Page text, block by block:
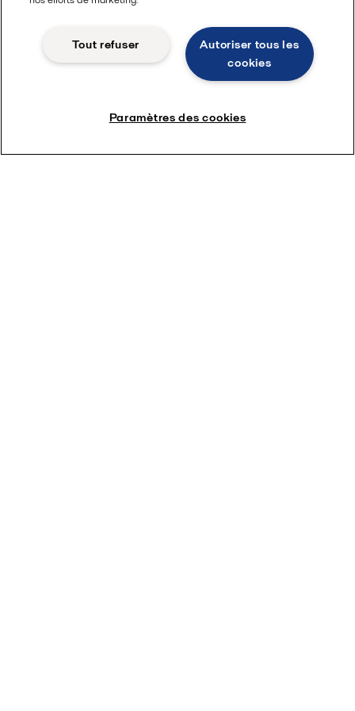
2,2 M d'USD/an et les émissions de CO
Autoriser tous les
cookies
Tout refuser
Paramètres des cookies